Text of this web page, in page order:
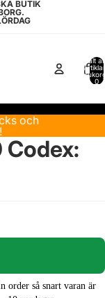
BUTIK
Totalt
0
och
så snart varan är